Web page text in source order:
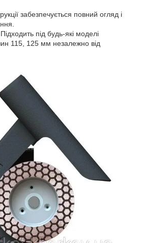
забезпечується повний огляд і
під будь-які моделі
115, 125 мм незалежно від